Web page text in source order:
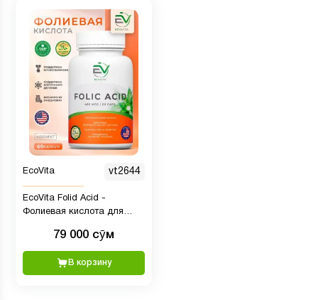
EcoVita vt2644
EcoVita Folid Acid -
Фолиевая кислота для
системы, 400 мкг, 60 капсул
79 000 сӯм
В корзину